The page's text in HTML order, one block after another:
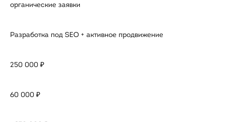
органические заявки
Разработка под SEO + активное продвижение
250 000 ₽
60 000 ₽